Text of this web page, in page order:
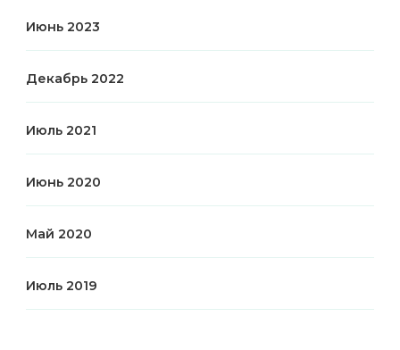
Июнь 2023
Декабрь 2022
Июль 2021
Июнь 2020
Май 2020
Июль 2019